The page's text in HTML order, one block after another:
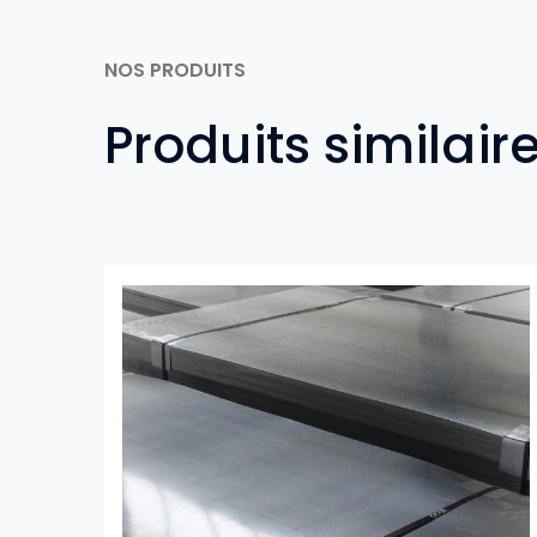
NOS PRODUITS
Produits